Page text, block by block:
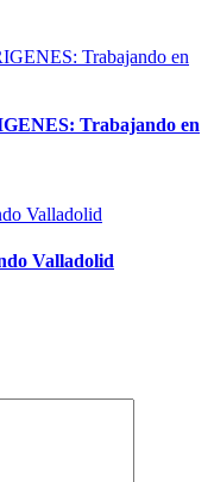
Trabajando en
Valladolid